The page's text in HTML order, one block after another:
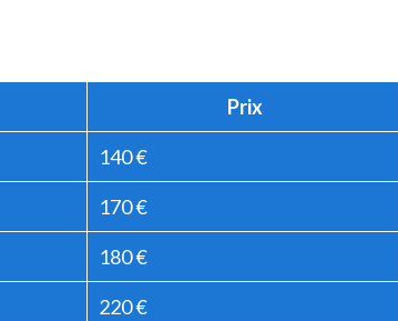
Prix
140 €
170 €
180 €
220 €